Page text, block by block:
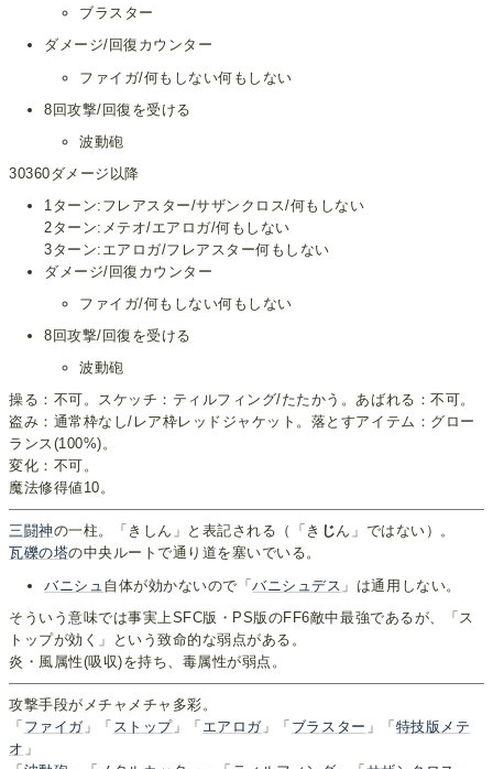
ブラスター
ダメージ/回復カウンター
ファイガ/何もしない何もしない
8回攻撃/回復を受ける
波動砲
30360ダメージ以降
1ターン:フレアスター/サザンクロス/何もしない
2ターン:メテオ/エアロガ/何もしない
3ターン:エアロガ/フレアスター何もしない
ダメージ/回復カウンター
ファイガ/何もしない何もしない
8回攻撃/回復を受ける
波動砲
操る：不可。スケッチ：ティルフィング/たたかう。あばれる：不可。
盗み：通常枠なし/レア枠レッドジャケット。落とすアイテム：グロー
ランス(100%)。
変化：不可。
魔法修得値10。
三闘神の一柱。「きしん」と表記される（「き じん」ではない）。
瓦礫の塔の中央ルートで通り道を塞いでいる。
バニシュ 自体が効かないので「バニシュデス 」は通用しない。
そういう意味では事実上SFC版・PS版のFF6敵中最強であるが、「ス
トップが効く」という致命的な弱点がある。
炎・風属性(吸収)を持ち、毒属性が弱点。
攻撃手段がメチャメチャ多彩。
「 ファイガ」「 ストップ」「 エアロガ」「 ブラスター 」「 特技版メテ
オ 」